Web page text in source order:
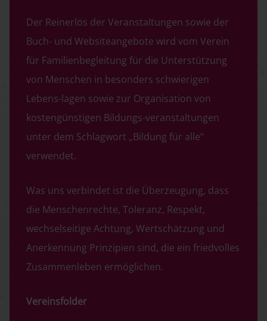
Der Reinerlös der Veranstaltungen sowie der
Buch- und Websiteangebote wird vom Verein
für Familienbegleitung für die Unterstützung
von Menschen in besonders schwierigen
Lebens-lagen sowie zur Organisation von
kostengünstigen Bildungs-veranstaltungen
unter dem Schlagwort „Bildung für alle“
verwendet.
Was uns verbindet ist die Überzeugung, dass
die Menschenrechte, Toleranz, Respekt,
wechselseitige Achtung, Wertschätzung und
Anerkennung Prinzipien sind, die ein friedvolles
Zusammenleben ermöglichen.
Vereinsfolder